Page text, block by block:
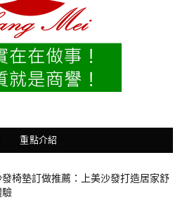
重點介紹
椅墊訂做推薦：上美沙發打造居家舒